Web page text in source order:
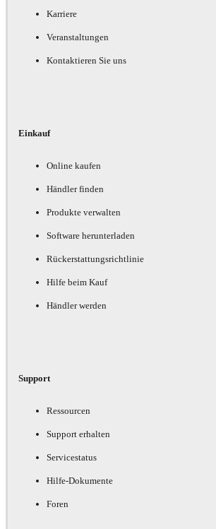
Karriere
Veranstaltungen
Kontaktieren Sie uns
Einkauf
Online kaufen
Händler finden
Produkte verwalten
Software herunterladen
Rückerstattungsrichtlinie
Hilfe beim Kauf
Händler werden
Support
Ressourcen
Support erhalten
Servicestatus
Hilfe-Dokumente
Foren